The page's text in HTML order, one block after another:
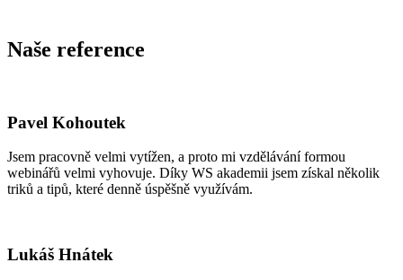
Naše reference
Pavel Kohoutek
Jsem pracovně velmi vytížen, a proto mi vzdělávání formou
webinářů velmi vyhovuje. Díky WS akademii jsem získal několik
triků a tipů, které denně úspěšně využívám.
Lukáš Hnátek